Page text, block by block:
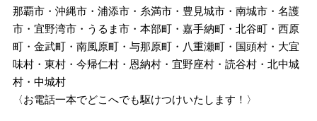
那覇市・沖縄市・浦添市・糸満市・豊見城市・南城市・名護
市・宜野湾市・うるま市・本部町・嘉手納町・北谷町・西原
町・金武町・南風原町・与那原町・八重瀬町・国頭村・大宜
味村・東村・今帰仁村・恩納村・宜野座村・読谷村・北中城
村・中城村
〈お電話一本でどこへでも駆けつけいたします！〉